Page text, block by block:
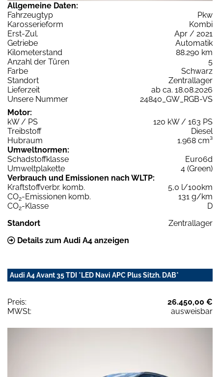
Allgemeine Daten:
Fahrzeugtyp
Pkw
Karosserieform
Kombi
Erst-Zul.
Apr / 2021
Getriebe
Automatik
Kilometerstand
88.290 km
Anzahl der Türen
5
Farbe
Schwarz
Standort
Zentrallager
Lieferzeit
ab ca. 18.08.2026
Unsere Nummer
24840_GW_RGB-VS
Motor:
kW / PS
120 kW / 163 PS
Treibstoff
Diesel
Hubraum
1.968 cm³
Umweltnormen:
Schadstoffklasse
Euro6d
Umweltplakette
4 (Green)
Verbrauch und Emissionen nach WLTP:
Kraftstoffverbr. komb.
5,0 l/100km
CO2-Emissionen komb.
131 g/km
CO2-Klasse
D
Standort
Zentrallager
Details zum Audi A4 anzeigen
Audi A4 Avant 35 TDI *LED Navi APC Plus Sitzh. DAB*
Preis:
26.450,00 €
MWSt:
ausweisbar